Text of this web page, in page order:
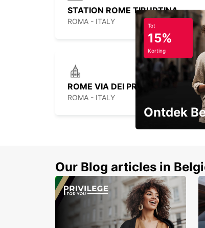
STATION ROME TIBURTINA
ROMA - ITALY
ROME VIA DEI PRATI FISCALI
ROMA - ITALY
Tot
15%
Korting
Ontdek
Our Blog articles in